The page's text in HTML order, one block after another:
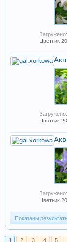
Загружено:
Цветник
Загружено:
Цветник
Загружено:
Цветник
Показаны
1 2 3 4 5